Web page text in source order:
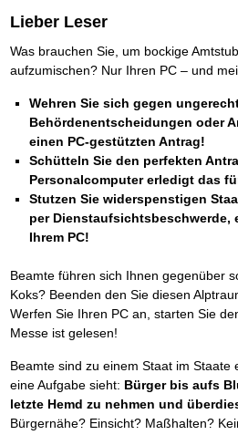
Lieber Leser
Was brauchen Sie, um bockige
aufzumischen? Nur Ihren PC – und
Wehren Sie sich gegen
Behördenentscheidungen oder
einen PC-gestützten Antrag!
Schütteln Sie den perfekten
Personalcomputer erledigt das
Stutzen Sie widerspenstigen
per Dienstaufsichtsbeschwerde,
Ihrem PC!
Beamte führen sich Ihnen gegenüber
Koks? Beenden den Sie diesen
Werfen Sie Ihren PC an, starten Sie
Messe ist gelesen!
Beamte sind zu einem Staat im
eine Aufgabe sieht: Bürger bis aufs
letzte Hemd zu nehmen und
Bürgernähe? Einsicht? Maßhalten?